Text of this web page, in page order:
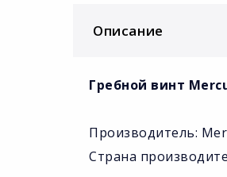
Описание
Гребной винт
Производитель:
Страна